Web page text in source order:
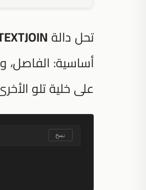
تحل دالة
أساسية: الفاصل،
على خلية تلو
نسخ